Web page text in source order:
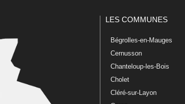
LES COMMUNES
Bégrolles-en-Mauges
Cernusson
Chanteloup-les-Bois
Cholet
Cléré-sur-Layon